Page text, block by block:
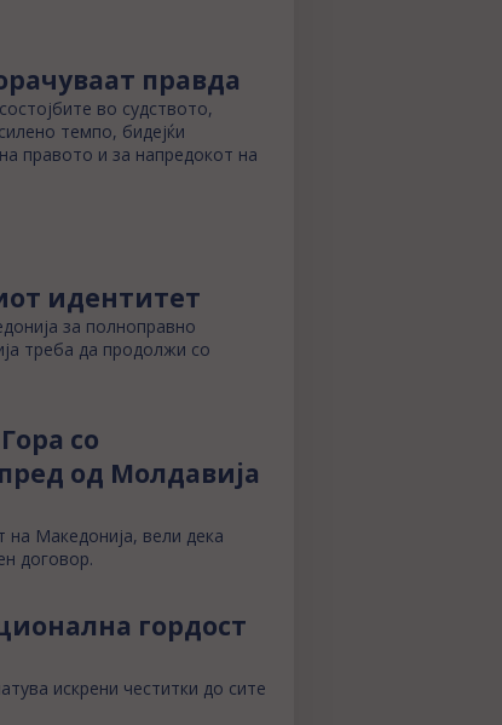
правда
во судството,
темпо, бидејќи
правото и за напредокот на
идентитет
за полноправно
треба да продолжи со
со
од Молдавија
на Македонија, вели дека
договор.
гордост
искрени честитки до сите